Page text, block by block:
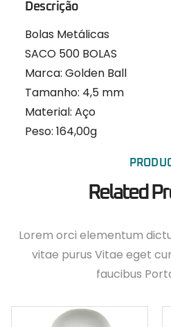
Descrição
Bolas Metálicas
SACO 500 BOLAS
Marca: Golden Ball
Tamanho: 4,5 mm
Material: Aço
Peso: 164,00g
Related
Lorem orci elementum
vitae purus Vitae eget
faucibus